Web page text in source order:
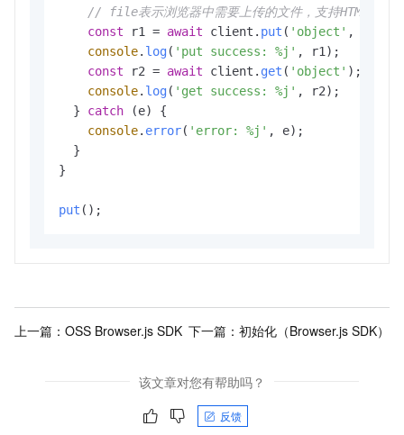
// file表示浏览器中需要上传的文件，支持HTML5
const r1 = await client. put ( 'object' , file);
console. log( 'put success: %j' , r1);
const r2 = await client. get ( 'object' );
console. log( 'get success: %j' , r2);
  }
catch (e) {
console. error( 'error: %j' , e);
  }
}
put ();
上一篇： OSS Browser.js SDK 下一篇： 初始化（Browser.js SDK）
该文章对您有帮助吗？
反馈